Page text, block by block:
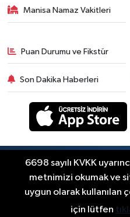
Çocuk
kesintisi
18:50Akhisar'da Cumhuriyet
15:24Akhisar'da binlerce aboneyi
Akhisar
15:07 Alhatoğlu'ndan
Manisa Namaz Vakitleri
Puan Durumu ve Fikstür
Son Dakika Haberleri
RSS
Copyright ©
Haber
6698 sayılı KVKK
metnimizi okumak ve
uygun olarak kullanılan
için lütfen